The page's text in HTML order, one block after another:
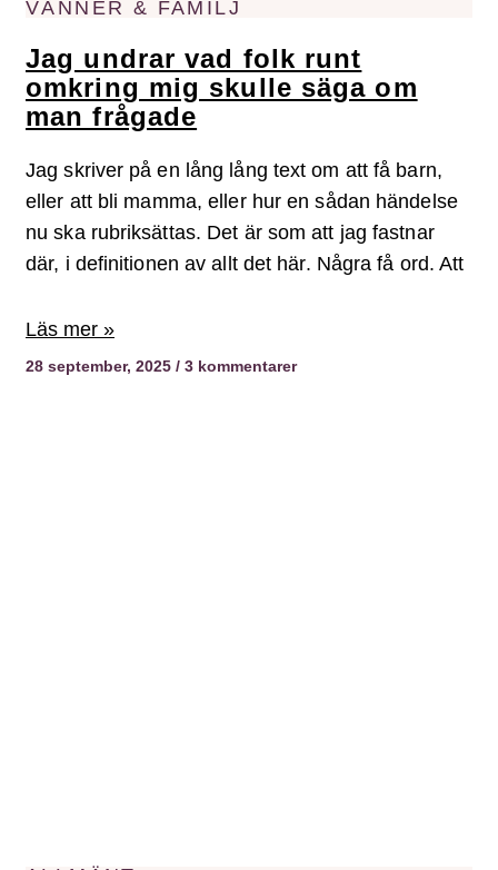
VÄNNER & FAMILJ
Jag undrar vad folk runt
omkring mig skulle säga om
man frågade
Jag skriver på en lång lång text om att få barn,
eller att bli mamma, eller hur en sådan händelse
nu ska rubriksättas. Det är som att jag fastnar
där, i definitionen av allt det här. Några få ord. Att
Läs mer »
28 september, 2025 3 kommentarer